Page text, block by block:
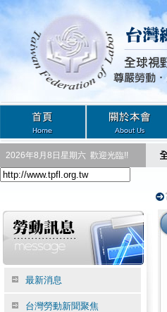
2026年8月8日星期六 歡迎光臨!!
最新消息
台灣勞動新聞聚焦